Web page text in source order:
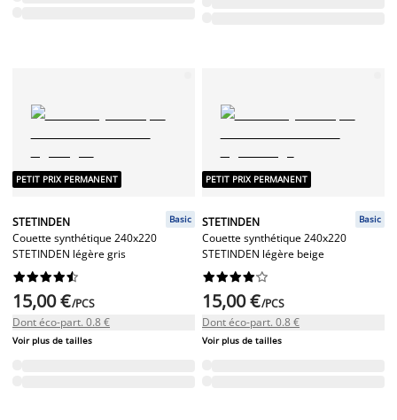
PETIT PRIX PERMANENT
STETINDEN
Couette synthétique 240x220
STETINDEN légère gris
Basic






15,00 €/PCS
Dont éco-part. 0.8 €
Voir plus de tailles
PETIT PRIX PERMANENT
STETINDEN
Couette synthétique 240x220
STETINDEN légère beige
Basic






15,00 €/PCS
Dont éco-part. 0.8 €
Voir plus de tailles